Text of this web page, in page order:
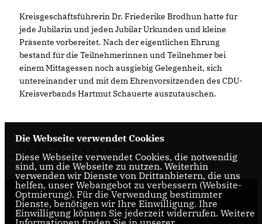
Kreisgeschäftsführerin Dr. Friederike Brodhun hatte für
jede Jubilarin und jeden Jubilar Urkunden und kleine
Präsente vorbereitet. Nach der eigentlichen Ehrung
bestand für die Teilnehmerinnen und Teilnehmer bei
einem Mittagessen noch ausgiebig Gelegenheit, sich
untereinander und mit dem Ehrenvorsitzenden des CDU-
Kreisverbands Hartmut Schauerte auszutauschen.
12.06.2026, 10:12 Uhr
Die Webseite verwendet Cookies
Diese Webseite verwendet Cookies, die notwendig
sind, um die Webseite zu nutzen. Weiterhin
verwenden wir Dienste von Drittanbietern, die uns
helfen, unser Webangebot zu verbessern (Website-
Optmierung). Für die Verwendung bestimmter
Dienste, benötigen wir Ihre Einwilligung. Ihre
Einwilligung können Sie jederzeit widerrufen. Weitere